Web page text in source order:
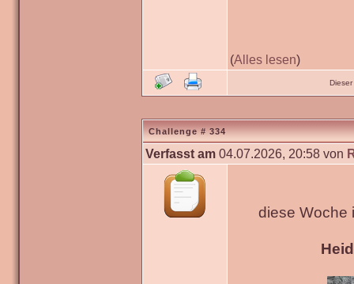
(Alles lesen)
Challenge # 334
Verfasst am 04.07.2026, 20:58 von
diese Woche